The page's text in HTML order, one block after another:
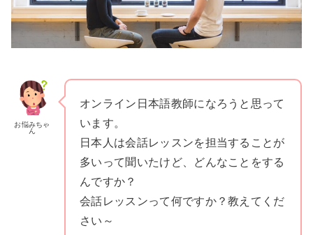
お悩みちゃ
ん
オンライン日本語教師になろうと思って
います。
日本人は会話レッスンを担当することが
多いって聞いたけど、どんなことをする
んですか？
会話レッスンって何ですか？教えてくだ
さい～